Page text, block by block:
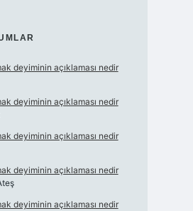
deyiminin açıklaması nedir
deyiminin açıklaması nedir
deyiminin açıklaması nedir
deyiminin açıklaması nedir
deyiminin açıklaması nedir